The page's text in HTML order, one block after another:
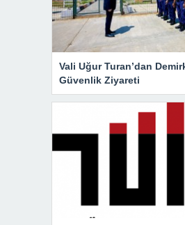
Vali Uğur Turan’dan
Güvenlik Ziyareti